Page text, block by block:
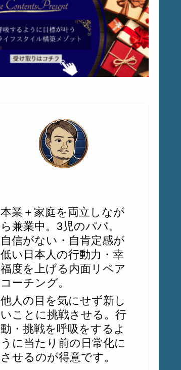
本業＋家庭を両立しなが
ら兼業中。3児のパパ。
自信がない・自肯定感が
低い日本人の行動力・幸
福度を上げる内面リペア
コーチング。
他人の目を気にせず新し
いことに挑戦させる。行
動・挑戦を呼吸をするよ
うに当たり前の日常化に
させるのが得意です。